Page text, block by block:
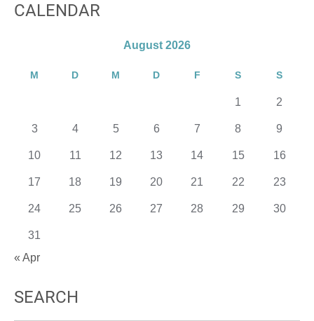
CALENDAR
August 2026
M D M D F S S
1 2
3 4 5 6 7 8 9
10 11 12 13 14 15 16
17 18 19 20 21 22 23
24 25 26 27 28 29 30
31
« Apr
SEARCH